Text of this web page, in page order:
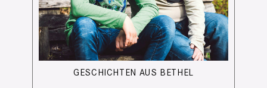
GESCHICHTEN AUS BETHEL